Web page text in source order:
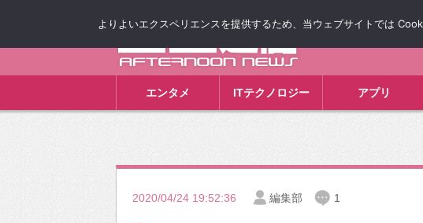
エンタメ ITテクノロジー アプリ
2020/04/24 19:52:36 編集部 1
よりよいエクスペリエンスを提供するため、当ウェブサイトでは